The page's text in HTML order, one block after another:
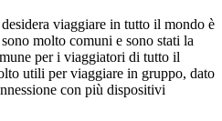
viaggiare in tutto il mondo è
molto comuni e sono stati la
per i viaggiatori di tutto il
utili per viaggiare in gruppo, dato
con più dispositivi